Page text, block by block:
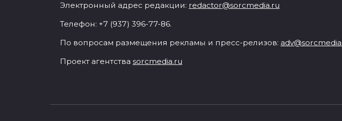
Электронный адрес редакции: redactor@sorcmedia.ru
Телефон: +7 (937) 396-77-86.
По вопросам размещения рекламы и пресс-релизов:
Проект агентства sorcmedia.ru